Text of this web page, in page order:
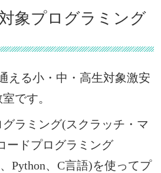
象プログラミング
える小・中・高生対象激安
です。
ラミング(スクラッチ・マ
ードプログラミング
Python、C言語)を使ってプ